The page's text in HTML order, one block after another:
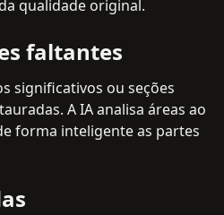
qualidade original.
faltantes
significativos ou seções
A IA analisa áreas ao
forma inteligente as partes